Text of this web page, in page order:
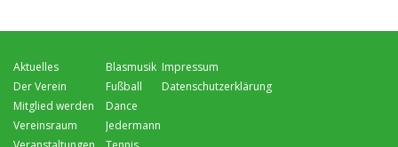
Navigation
überspringen
Aktuelles
Der Verein
Mitglied werden
Vereinsraum
Navigation
überspringen
Blasmusik
Fußball
Dance
Jedermann
Navigation
überspringen
Impressum
Datenschutzerklärung